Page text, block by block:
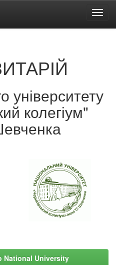
університету
колегіум"
National University